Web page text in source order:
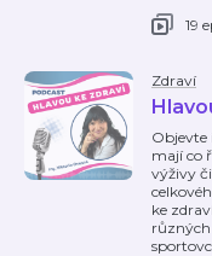
19
Zdraví
Objevte
mají co
výživy
ke
různých
sportovc